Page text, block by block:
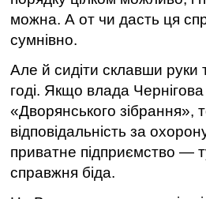
можна. А от чи дасть ця
сумнівно.
Але й сидіти склавши
годі. Якщо влада
«Дворянського зібрання»,
відповідальність за
приватне підприємство —
справжня біда.